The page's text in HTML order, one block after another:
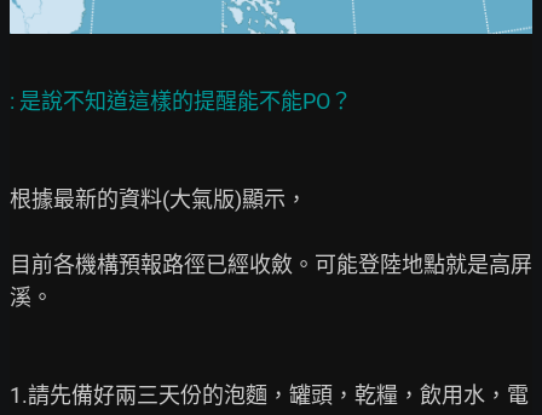
根據最新的資料(大氣版)顯示，
目前各機構預報路徑已經收斂。可能登陸地點就是高屏
溪。
1.請先備好兩三天份的泡麵，罐頭，乾糧，飲用水，電